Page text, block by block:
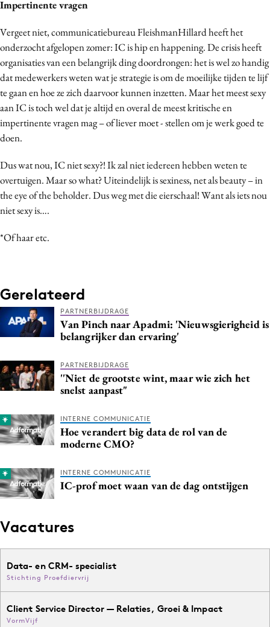
Impertinente vragen
Vergeet niet, communicatiebureau FleishmanHillard heeft het
onderzocht afgelopen zomer: IC is hip en happening. De crisis heeft
organisaties van een belangrijk ding doordrongen: het is wel zo handig
dat medewerkers weten wat je strategie is om de moeilijke tijden te lijf
te gaan en hoe ze zich daarvoor kunnen inzetten. Maar het meest sexy
aan IC is toch wel dat je altijd en overal de meest kritische en
impertinente vragen mag – of liever moet - stellen om je werk goed te
doen.
Dus wat nou, IC niet sexy?! Ik zal niet iedereen hebben weten te
overtuigen. Maar so what? Uiteindelijk is sexiness, net als beauty – in
the eye of the beholder. Dus weg met die eierschaal! Want als iets nou
niet sexy is….
*Of haar etc.
Gerelateerd
PARTNERBIJDRAGE
Van Pinch naar Apadmi: 'Nieuwsgierigheid is
belangrijker dan ervaring'
PARTNERBIJDRAGE
''Niet de grootste wint, maar wie zich het
snelst aanpast"
INTERNE COMMUNICATIE
Hoe verandert big data de rol van de
moderne CMO?
INTERNE COMMUNICATIE
IC-prof moet waan van de dag ontstijgen
Vacatures
Data- en CRM- specialist
Stichting Proefdiervrij
Client Service Director — Relaties, Groei & Impact
VormVijf